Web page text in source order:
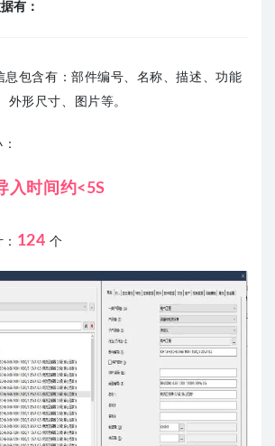
有：
息包含有：部件编号、名称、描述 、功能
外形尺寸、图片等。
入时间约<5S
124 个